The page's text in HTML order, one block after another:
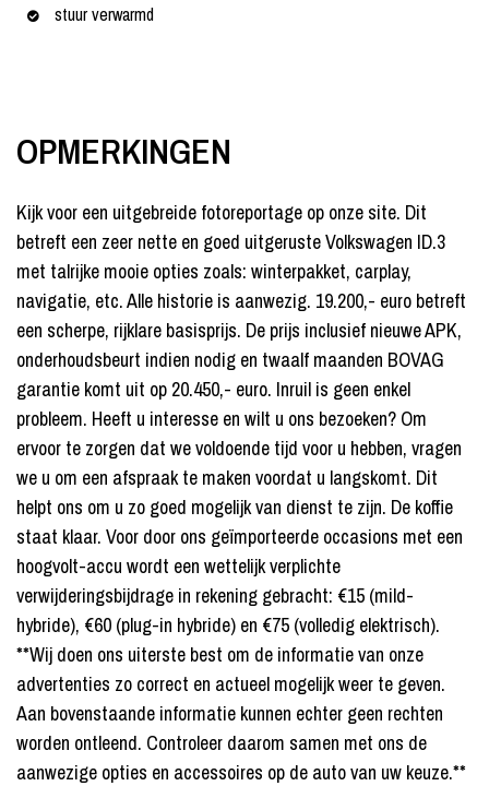
stuur verwarmd
OPMERKINGEN
Kijk voor een uitgebreide fotoreportage op onze site. Dit
betreft een zeer nette en goed uitgeruste Volkswagen ID.3
met talrijke mooie opties zoals: winterpakket, carplay,
navigatie, etc. Alle historie is aanwezig. 19.200,- euro betreft
een scherpe, rijklare basisprijs. De prijs inclusief nieuwe APK,
onderhoudsbeurt indien nodig en twaalf maanden BOVAG
garantie komt uit op 20.450,- euro. Inruil is geen enkel
probleem. Heeft u interesse en wilt u ons bezoeken? Om
ervoor te zorgen dat we voldoende tijd voor u hebben, vragen
we u om een afspraak te maken voordat u langskomt. Dit
helpt ons om u zo goed mogelijk van dienst te zijn. De koffie
staat klaar. Voor door ons geïmporteerde occasions met een
hoogvolt-accu wordt een wettelijk verplichte
verwijderingsbijdrage in rekening gebracht: €15 (mild-
hybride), €60 (plug-in hybride) en €75 (volledig elektrisch).
**Wij doen ons uiterste best om de informatie van onze
advertenties zo correct en actueel mogelijk weer te geven.
Aan bovenstaande informatie kunnen echter geen rechten
worden ontleend. Controleer daarom samen met ons de
aanwezige opties en accessoires op de auto van uw keuze.**